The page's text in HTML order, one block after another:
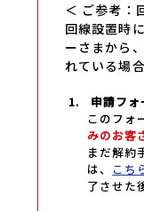
＜ ご参考：
回線設置時
ーさまから
れている場合
1.
申請フ
このフォ
みのお客
まだ解約
は、 こち
了させた